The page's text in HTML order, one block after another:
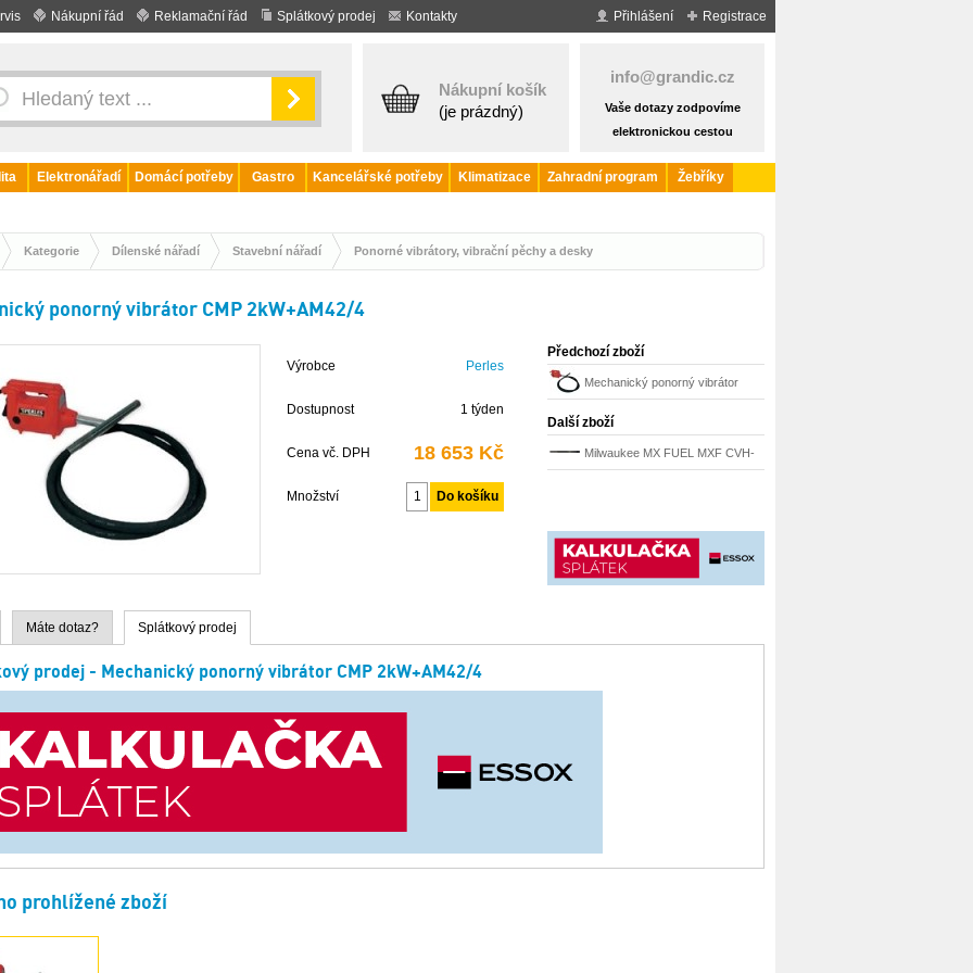
Nákupní řád Reklamační řád Splátkový prodej Kontakty Registrace
Přihlášení
Nákupní košík
(je prázdný)
info@grandic.cz
Vaše dotazy zodpovíme
elektronickou cestou
Elektronářadí Domácí potřeby Gastro Kancelářské potřeby Klimatizace Zahradní program
Žebříky
Kategorie Dílenské nářadí Stavební nářadí Ponorné vibrátory, vibrační pěchy a desky
ponorný vibrátor CMP 2kW+AM42/4
Výrobce Perles
Dostupnost 1 týden
Cena vč. DPH 18 653 Kč
Množství
Předchozí zboží
Mechanický ponorný vibrátor
CMP - 2kW
Další zboží
Milwaukee MX FUEL MXF CVH-
Máte dotaz? Splátkový prodej
prodej - Mechanický ponorný vibrátor CMP 2kW+AM42/4
prohlížené zboží